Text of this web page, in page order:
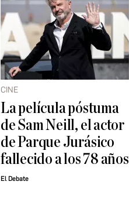
CINE
La película póstuma
de Sam Neill, el actor
de Parque Jurásico
fallecido a los 78 años
El Debate